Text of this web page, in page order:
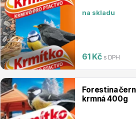
Vřesovištní rostliny
Vánoční stromky v květináčích
na skladu
61 Kč s DPH
Forestina
krmná 400g